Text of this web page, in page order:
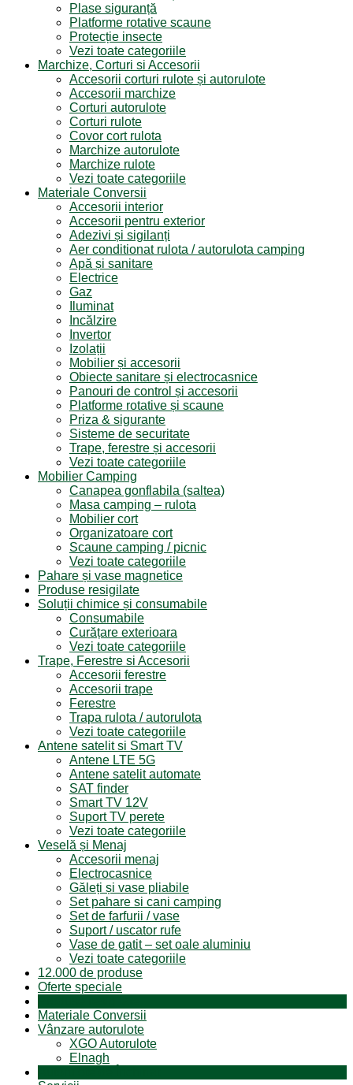
Plase siguranță
Platforme rotative scaune
Protecție insecte
Vezi toate categoriile
Marchize, Corturi si Accesorii
Accesorii corturi rulote și autorulote
Accesorii marchize
Corturi autorulote
Corturi rulote
Covor cort rulota
Marchize autorulote
Marchize rulote
Vezi toate categoriile
Materiale Conversii
Accesorii interior
Accesorii pentru exterior
Adezivi și sigilanți
Aer conditionat rulota / autorulota camping
Apă și sanitare
Electrice
Gaz
Iluminat
Incălzire
Invertor
Izolații
Mobilier și accesorii
Obiecte sanitare și electrocasnice
Panouri de control și accesorii
Platforme rotative și scaune
Priza & sigurante
Sisteme de securitate
Trape, ferestre și accesorii
Vezi toate categoriile
Mobilier Camping
Canapea gonflabila (saltea)
Masa camping – rulota
Mobilier cort
Organizatoare cort
Scaune camping / picnic
Vezi toate categoriile
Pahare și vase magnetice
Produse resigilate
Soluții chimice și consumabile
Consumabile
Curățare exterioara
Vezi toate categoriile
Trape, Ferestre si Accesorii
Accesorii ferestre
Accesorii trape
Ferestre
Trapa rulota / autorulota
Vezi toate categoriile
Antene satelit si Smart TV
Antene LTE 5G
Antene satelit automate
SAT finder
Smart TV 12V
Suport TV perete
Vezi toate categoriile
Veselă și Menaj
Accesorii menaj
Electrocasnice
Găleți și vase pliabile
Set pahare si cani camping
Set de farfurii / vase
Suport / uscator rufe
Vase de gatit – set oale aluminiu
Vezi toate categoriile
12.000 de produse
Oferte speciale
Materiale Conversii
Vânzare autorulote
XGO Autorulote
Elnagh